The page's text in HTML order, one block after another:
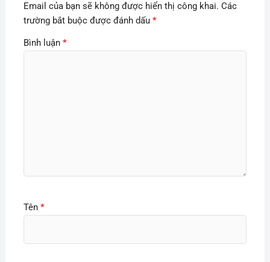
Email của bạn sẽ không được hiển thị công khai. Các
trường bắt buộc được đánh dấu *
Bình luận *
Tên *